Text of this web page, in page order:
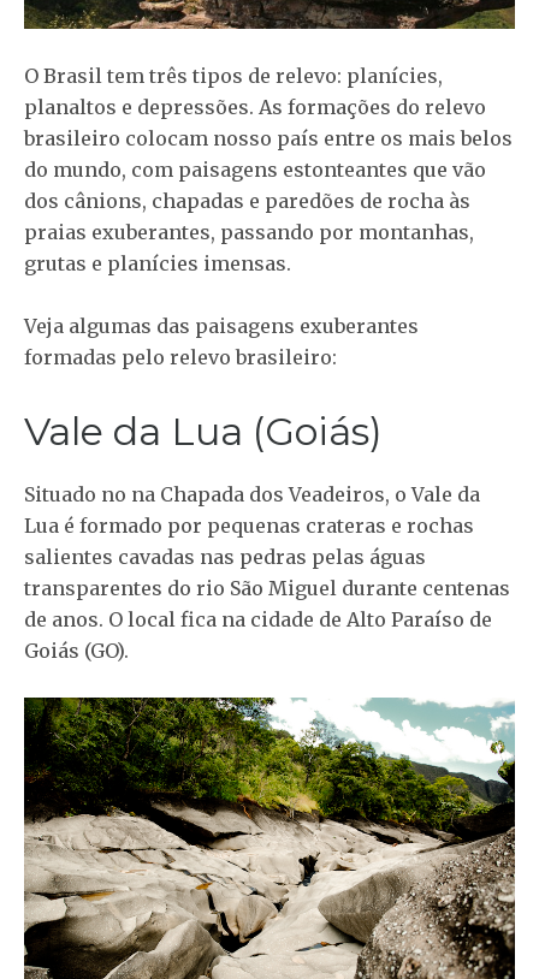
O Brasil tem três tipos de relevo: planícies,
planaltos e depressões. As formações do relevo
brasileiro colocam nosso país entre os mais belos
do mundo, com paisagens estonteantes que vão
dos cânions, chapadas e paredões de rocha às
praias exuberantes, passando por montanhas,
grutas e planícies imensas.
Veja algumas das paisagens exuberantes
formadas pelo relevo brasileiro:
Vale da Lua (Goiás)
Situado no na Chapada dos Veadeiros, o Vale da
Lua é formado por pequenas crateras e rochas
salientes cavadas nas pedras pelas águas
transparentes do rio São Miguel durante centenas
de anos. O local fica na cidade de Alto Paraíso de
Goiás (GO).